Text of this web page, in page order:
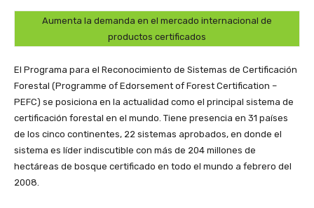
Aumenta la demanda en el mercado internacional de
productos certificados
El Programa para el Reconocimiento de Sistemas de Certificación
Forestal (Programme of Edorsement of Forest Certification –
PEFC) se posiciona en la actualidad como el principal sistema de
certificación forestal en el mundo. Tiene presencia en 31 países
de los cinco continentes, 22 sistemas aprobados, en donde el
sistema es líder indiscutible con más de 204 millones de
hectáreas de bosque certificado en todo el mundo a febrero del
2008.